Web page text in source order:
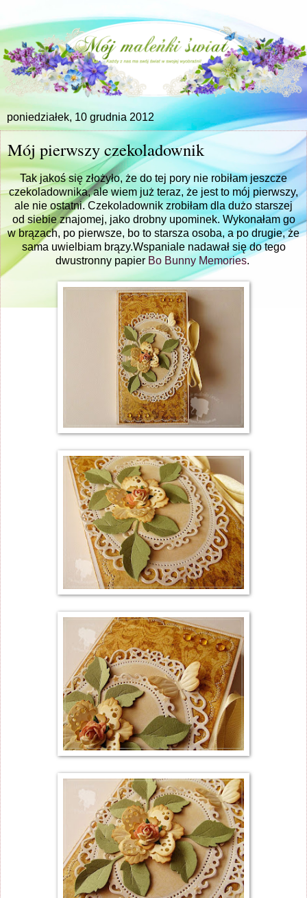
poniedziałek, 10 grudnia 2012
Mój pierwszy czekoladownik
Tak jakoś się złożyło, że do tej pory nie robiłam jeszcze
czekoladownika, ale wiem już teraz, że jest to mój pierwszy,
ale nie ostatni. Czekoladownik zrobiłam dla dużo starszej
od siebie znajomej, jako drobny upominek. Wykonałam go
w brązach, po pierwsze, bo to starsza osoba, a po drugie, że
sama uwielbiam brązy.Wspaniale nadawał się do tego
dwustronny papier Bo Bunny Memories.